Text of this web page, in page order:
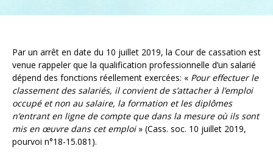
Par un arrêt en date du 10 juillet 2019, la Cour de cassation est
venue rappeler que la qualification professionnelle d’un salarié
dépend des fonctions réellement exercées: « Pour effectuer le
classement des salariés, il convient de s’attacher à l’emploi
occupé et non au salaire, la formation et les diplômes
n’entrant en ligne de compte que dans la mesure où ils sont
mis en œuvre dans cet emploi» (Cass. soc. 10 juillet 2019,
pourvoi n°18-15.081).